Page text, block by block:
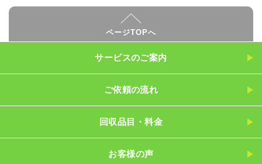
ページTOPへ
サービスのご案内
ご依頼の流れ
回収品目・料金
お客様の声